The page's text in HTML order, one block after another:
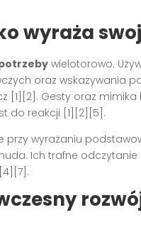
wyraża
wielotorowo.
oraz wskazywania
[1][2]. Gesty oraz
do reakcji [1][2][5].
przy wyrażaniu
Ich trafne